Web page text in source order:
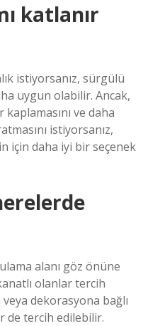
katlanır
istiyorsanız, sürgülü
uygun olabilir. Ancak,
ve daha
istiyorsanız,
için daha iyi bir seçenek
alanı göz önüne
olanlar tercih
dekorasyona bağlı
de tercih edilebilir.